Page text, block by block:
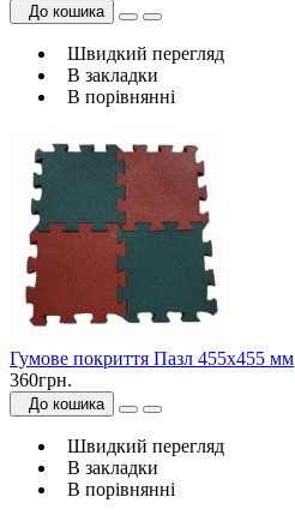
До кошика
Швидкий перегляд
В закладки
В порівнянні
Гумове покриття Пазл 455х455 мм
360грн.
До кошика
Швидкий перегляд
В закладки
В порівнянні